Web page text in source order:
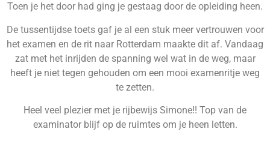
Toen je het door had ging je gestaag door de opleiding heen.
De tussentijdse toets gaf je al een stuk meer vertrouwen voor
het examen en de rit naar Rotterdam maakte dit af. Vandaag
zat met het inrijden de spanning wel wat in de weg, maar
heeft je niet tegen gehouden om een mooi examenritje weg
te zetten.
Heel veel plezier met je rijbewijs Simone!! Top van de
examinator blijf op de ruimtes om je heen letten.